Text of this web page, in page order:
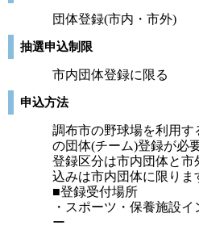
団体登録(市内・市外)
抽選申込制限
市内団体登録に限る
申込方法
調布市の野球場を利用す
の団体(チーム)登録が必
登録区分は市内団体と市
込みは市内団体に限りま
■登録受付場所
・スポーツ・保養施設
ー